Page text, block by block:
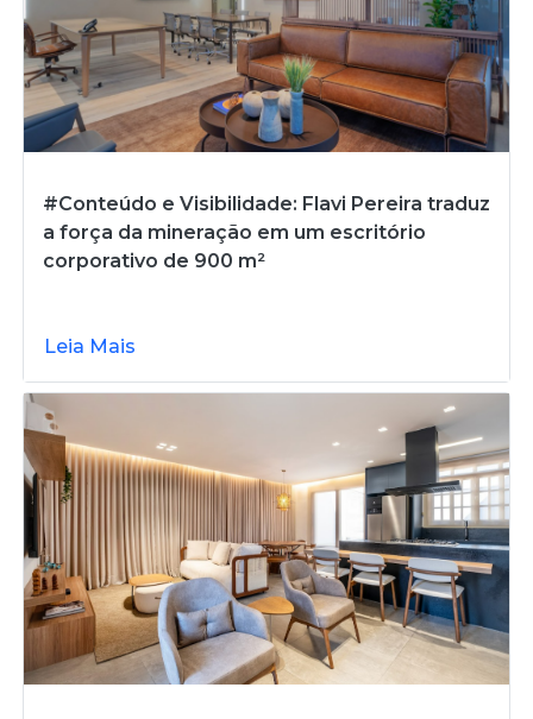
#Conteúdo e Visibilidade: Flavi Pereira traduz
a força da mineração em um escritório
corporativo de 900 m²
Leia Mais